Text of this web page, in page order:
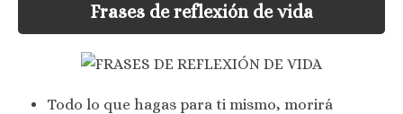
Frases de reflexión de vida
Todo lo que hagas para ti mismo, morirá